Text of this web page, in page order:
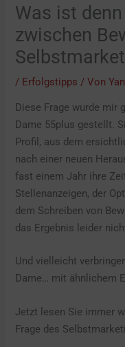
Was ist
zwischen
/ Erfolgstipps / Von
Diese Frage wurde mir
Dame 55plus gestellt.
Profil, aus dem
nach einer neuen
fast einem Jahr ihre
Stellenanzeigen, der
dem Schreiben von
das Ergebnis leider
Und vielleicht
Dame… mit ähnlichem
Jetzt lesen Sie immer
Frage des